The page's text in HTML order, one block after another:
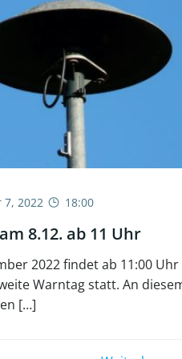
7, 2022 18:00
8.12. ab 11 Uhr
2022 findet ab 11:00 Uhr
Warntag statt. An
[…]